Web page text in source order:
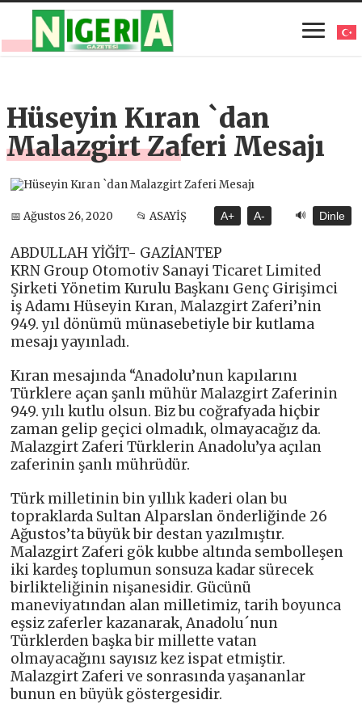
Hüseyin Kıran `dan
Malazgirt Zaferi Mesajı
📅 Ağustos 26, 2020 📂 ASAYİŞ A+ A- 🔊 Dinle
ABDULLAH YİĞİT- GAZİANTEP
KRN Group Otomotiv Sanayi Ticaret Limited
Şirketi Yönetim Kurulu Başkanı Genç Girişimci
iş Adamı Hüseyin Kıran, Malazgirt Zaferi’nin
949. yıl dönümü münasebetiyle bir kutlama
mesajı yayınladı.
Kıran mesajında “Anadolu’nun kapılarını
Türklere açan şanlı mühür Malazgirt Zaferinin
949. yılı kutlu olsun. Biz bu coğrafyada hiçbir
zaman gelip geçici olmadık, olmayacağız da.
Malazgirt Zaferi Türklerin Anadolu’ya açılan
zaferinin şanlı mührüdür.
Türk milletinin bin yıllık kaderi olan bu
topraklarda Sultan Alparslan önderliğinde 26
Ağustos’ta büyük bir destan yazılmıştır.
Malazgirt Zaferi gök kubbe altında sembolleşen
iki kardeş toplumun sonsuza kadar sürecek
birlikteliğinin nişanesidir. Gücünü
maneviyatından alan milletimiz, tarih boyunca
eşsiz zaferler kazanarak, Anadolu´nun
Türklerden başka bir millette vatan
olmayacağını sayısız kez ispat etmiştir.
Malazgirt Zaferi ve sonrasında yaşananlar
bunun en büyük göstergesidir.